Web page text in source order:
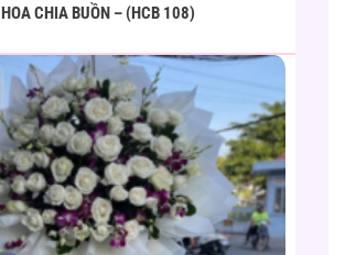
HOA CHIA BUỒN – (HCB 108)